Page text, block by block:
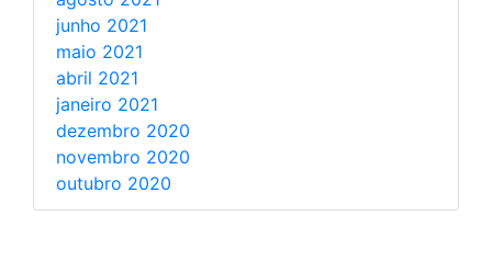
junho 2021
maio 2021
abril 2021
janeiro 2021
dezembro 2020
novembro 2020
outubro 2020